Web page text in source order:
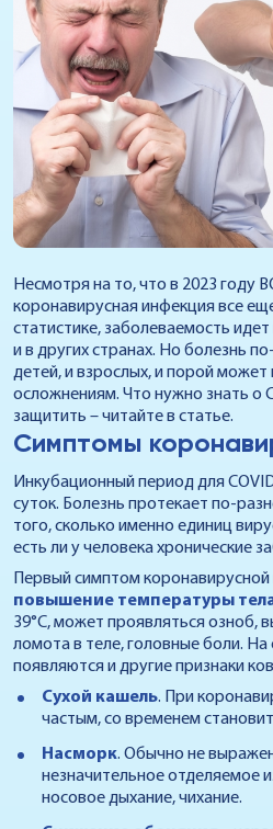
Несмотря на то, что в 2023 году
коронавирусная инфекция все
статистике, заболеваемость идет
и в других странах. Но болезнь
детей, и взрослых, и порой
осложнениям. Что нужно знать о
защитить – читайте в статье.
Симптомы
Инкубационный период для
суток. Болезнь протекает по-
того, сколько именно единиц
есть ли у человека хронические
Первый симптом
повышение температуры
39°C, может проявляться озноб,
ломота в теле, головные боли.
появляются и другие признаки
Сухой кашель. При
частым, со временем
Насморк. Обычно не
незначительное отделяемое
носовое дыхание, чихание.